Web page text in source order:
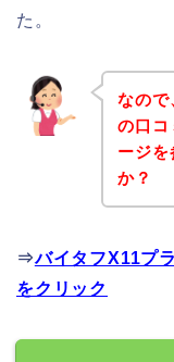
た。
なので
の口コ
ージを
か？
⇒バイタフX11プ
をクリック